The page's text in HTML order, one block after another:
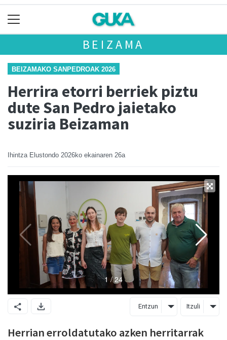
BEIZAMA
BEIZAMAKO SANPEDROAK 2026
Herrira etorri berriek piztu
dute San Pedro jaietako
suziria Beizaman
Ihintza Elustondo 2026ko ekainaren 26a
Entzun Itzuli
Herrian erroldatutako azken herritarrak